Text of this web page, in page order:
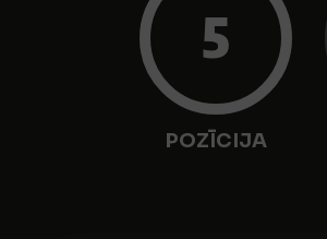
5
POZĪCIJA